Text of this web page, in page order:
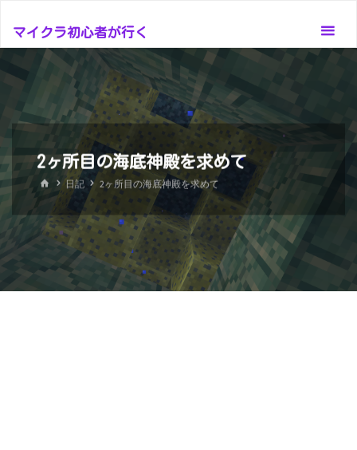
テ
ン
キ
ッ
マイクラ初心者が行く
2ヶ所目の海底神殿を求めて
ホ
ー
日記 2ヶ所目の海底神殿を求めて